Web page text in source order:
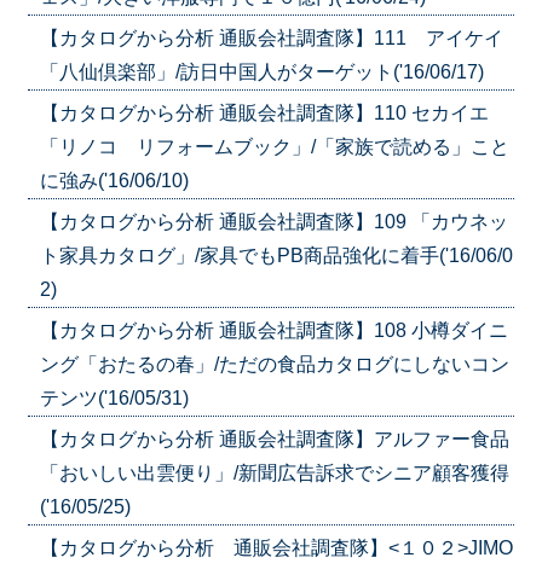
【カタログから分析 通販会社調査隊】111 アイケイ
「八仙倶楽部」/訪日中国人がターゲット('16/06/17)
【カタログから分析 通販会社調査隊】110 セカイエ
「リノコ リフォームブック」/「家族で読める」こと
に強み('16/06/10)
【カタログから分析 通販会社調査隊】109 「カウネッ
ト家具カタログ」/家具でもPB商品強化に着手('16/06/0
2)
【カタログから分析 通販会社調査隊】108 小樽ダイニ
ング「おたるの春」/ただの食品カタログにしないコン
テンツ('16/05/31)
【カタログから分析 通販会社調査隊】アルファー食品
「おいしい出雲便り」/新聞広告訴求でシニア顧客獲得
('16/05/25)
【カタログから分析 通販会社調査隊】<１０２>JIMO